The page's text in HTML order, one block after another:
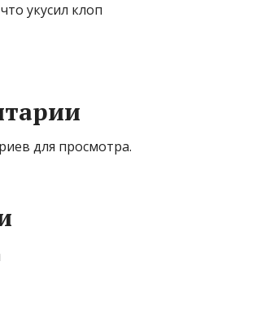
укусил клоп
для просмотра.